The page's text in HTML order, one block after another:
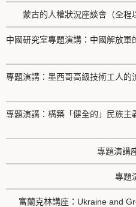
蒙古的人權狀況座談會（全程
中國研究室專題演講：中國解放
專題演講：墨西哥高級技術工人的
專題演講：構築「健全的」民族主
專題演講
專題
富蘭克林講座：Ukraine and